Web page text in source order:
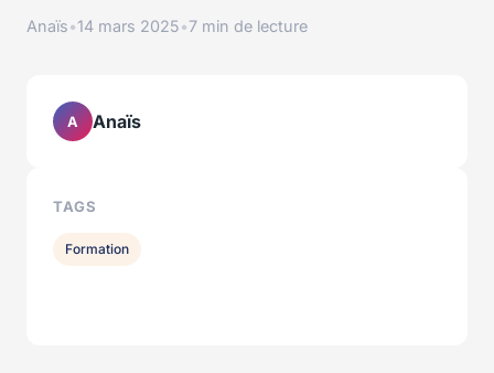
Anaïs•14 mars 2025•7 min de lecture
A Anaïs
TAGS
Formation